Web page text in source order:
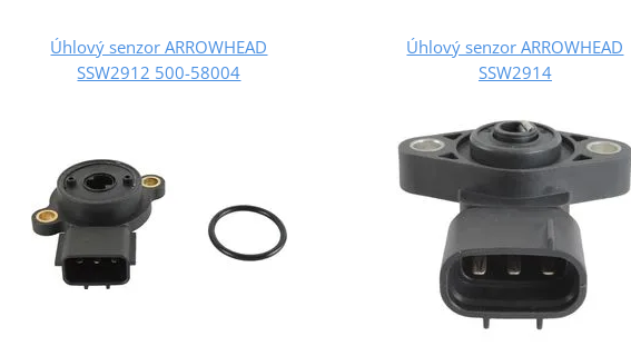
Úhlový senzor ARROWHEAD
SSW2912 500-58004
Úhlový senzor ARROWHEAD
SSW2914